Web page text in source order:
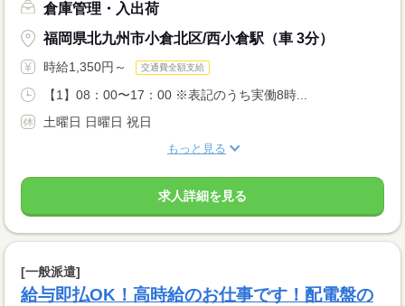
倉庫管理・入出荷
福岡県北九州市小倉北区/西小倉駅（車 3分）
時給1,350円～ 交通費全額支給
【1】08：00〜17：00 ※表記のうち実働8時...
土曜日 日曜日 祝日
もっと見る
求人詳細を見る
[一般派遣]
給与即払OK！高時給のお仕事です！配電盤の